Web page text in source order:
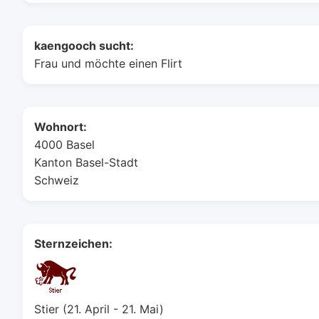
kaengooch sucht:
Frau und möchte einen Flirt
Wohnort:
4000 Basel
Kanton Basel-Stadt
Schweiz
Sternzeichen:
Stier (21. April - 21. Mai)